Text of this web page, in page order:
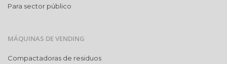
Para sector público
MÁQUINAS DE VENDING
Compactadoras de residuos